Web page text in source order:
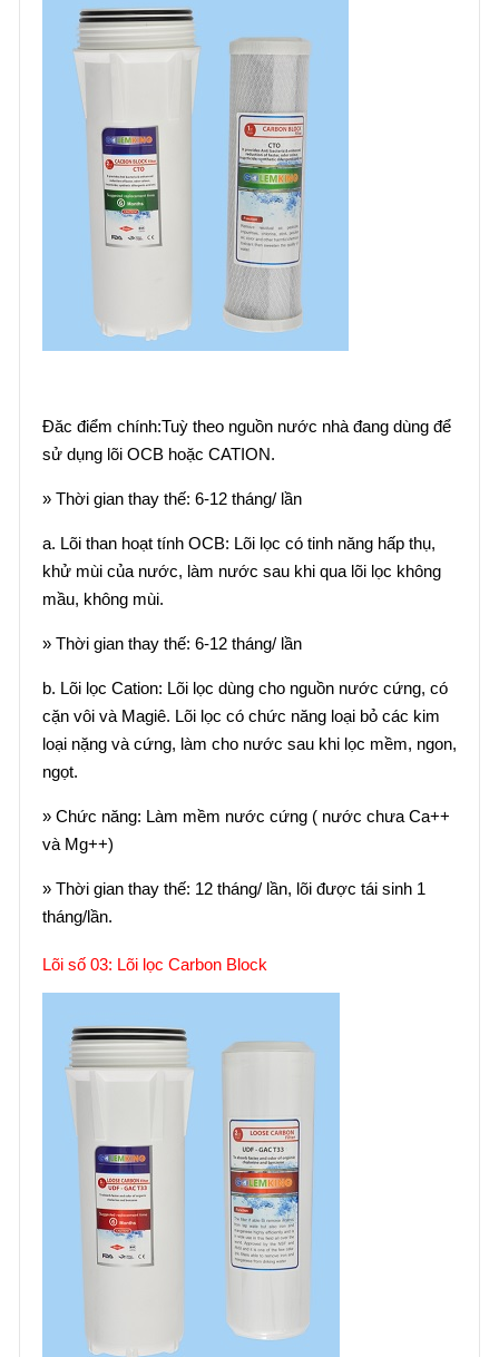
Đăc điểm chính:Tuỳ theo nguồn nước nhà đang dùng để
sử dụng lõi OCB hoặc CATION.
» Thời gian thay thế: 6-12 tháng/ lần
a. Lõi than hoạt tính OCB: Lõi lọc có tinh năng hấp thụ,
khử mùi của nước, làm nước sau khi qua lõi lọc không
mầu, không mùi.
» Thời gian thay thế: 6-12 tháng/ lần
b. Lõi lọc Cation: Lõi lọc dùng cho nguồn nước cứng, có
cặn vôi và Magiê. Lõi lọc có chức năng loại bỏ các kim
loại nặng và cứng, làm cho nước sau khi lọc mềm, ngon,
ngọt.
» Chức năng: Làm mềm nước cứng ( nước chưa Ca++
và Mg++)
» Thời gian thay thế: 12 tháng/ lần, lõi được tái sinh 1
tháng/lần.
Lõi số 03: Lõi lọc Carbon Block